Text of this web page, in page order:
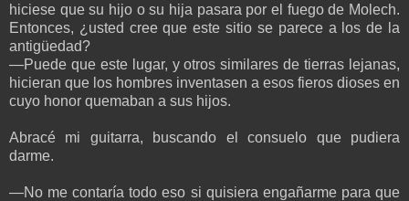
hiciese que su hijo o su hija pasara por el fuego de Molech.
Entonces, ¿usted cree que este sitio se parece a los de la
antigüedad?
—Puede que este lugar, y otros similares de tierras lejanas,
hicieran que los hombres inventasen a esos fieros dioses en
cuyo honor quemaban a sus hijos.
Abracé mi guitarra, buscando el consuelo que pudiera
darme.
—No me contaría todo eso si quisiera engañarme para que